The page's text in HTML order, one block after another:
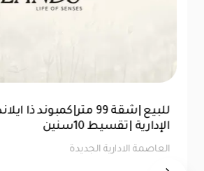
للبيع |شقة 99 متر|كمبوند
الإدارية |تقسيط 10سنين
العاصمة الادارية الجديدة